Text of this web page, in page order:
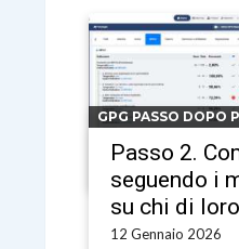
GPG PASSO DOPO
Passo 2.
seguendo i
su chi di
intervenire?
12 Gennaio 2026